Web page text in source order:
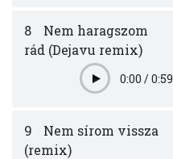
8
Nem haragszom
rád (Dejavu remix)
Play0:00 /0:59
9
Nem sírom vissza
(remix)